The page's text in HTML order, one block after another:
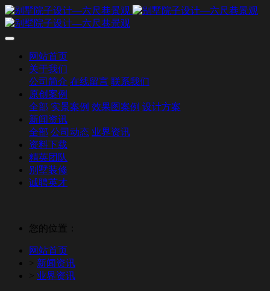
网站首页
关于我们
公司简介 在线留言 联系我们
原创案例
全部 实景案例 效果图案例 设计方案
新闻资讯
全部 公司动态 业界资讯
资料下载
精英团队
别墅装修
诚聘英才
您的位置：
网站首页
> 新闻资讯
> 业界资讯